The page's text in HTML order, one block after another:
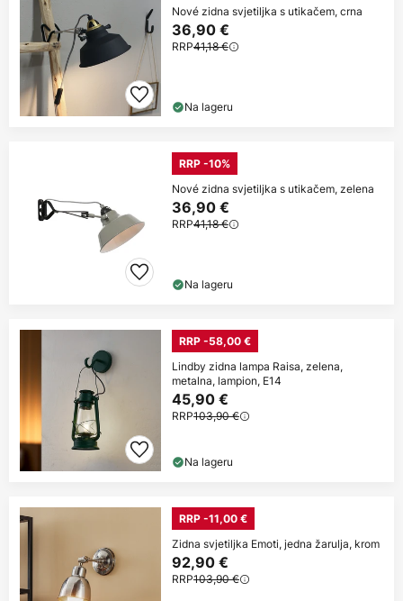
Nové zidna svjetiljka s utikačem, crna
36,90 €
RRP41,18 €
Na lageru
RRP -10%
Nové zidna svjetiljka s utikačem, zelena
36,90 €
RRP41,18 €
Na lageru
RRP -58,00 €
Lindby zidna lampa Raisa, zelena,
metalna, lampion, E14
45,90 €
RRP103,90 €
Na lageru
RRP -11,00 €
Zidna svjetiljka Emoti, jedna žarulja, krom
92,90 €
RRP103,90 €